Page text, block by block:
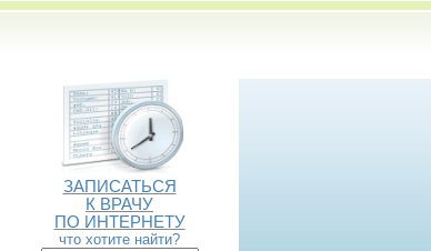
ЗАПИСАТЬСЯ
К ВРАЧУ
ПО ИНТЕРНЕТУ
что хотите найти?